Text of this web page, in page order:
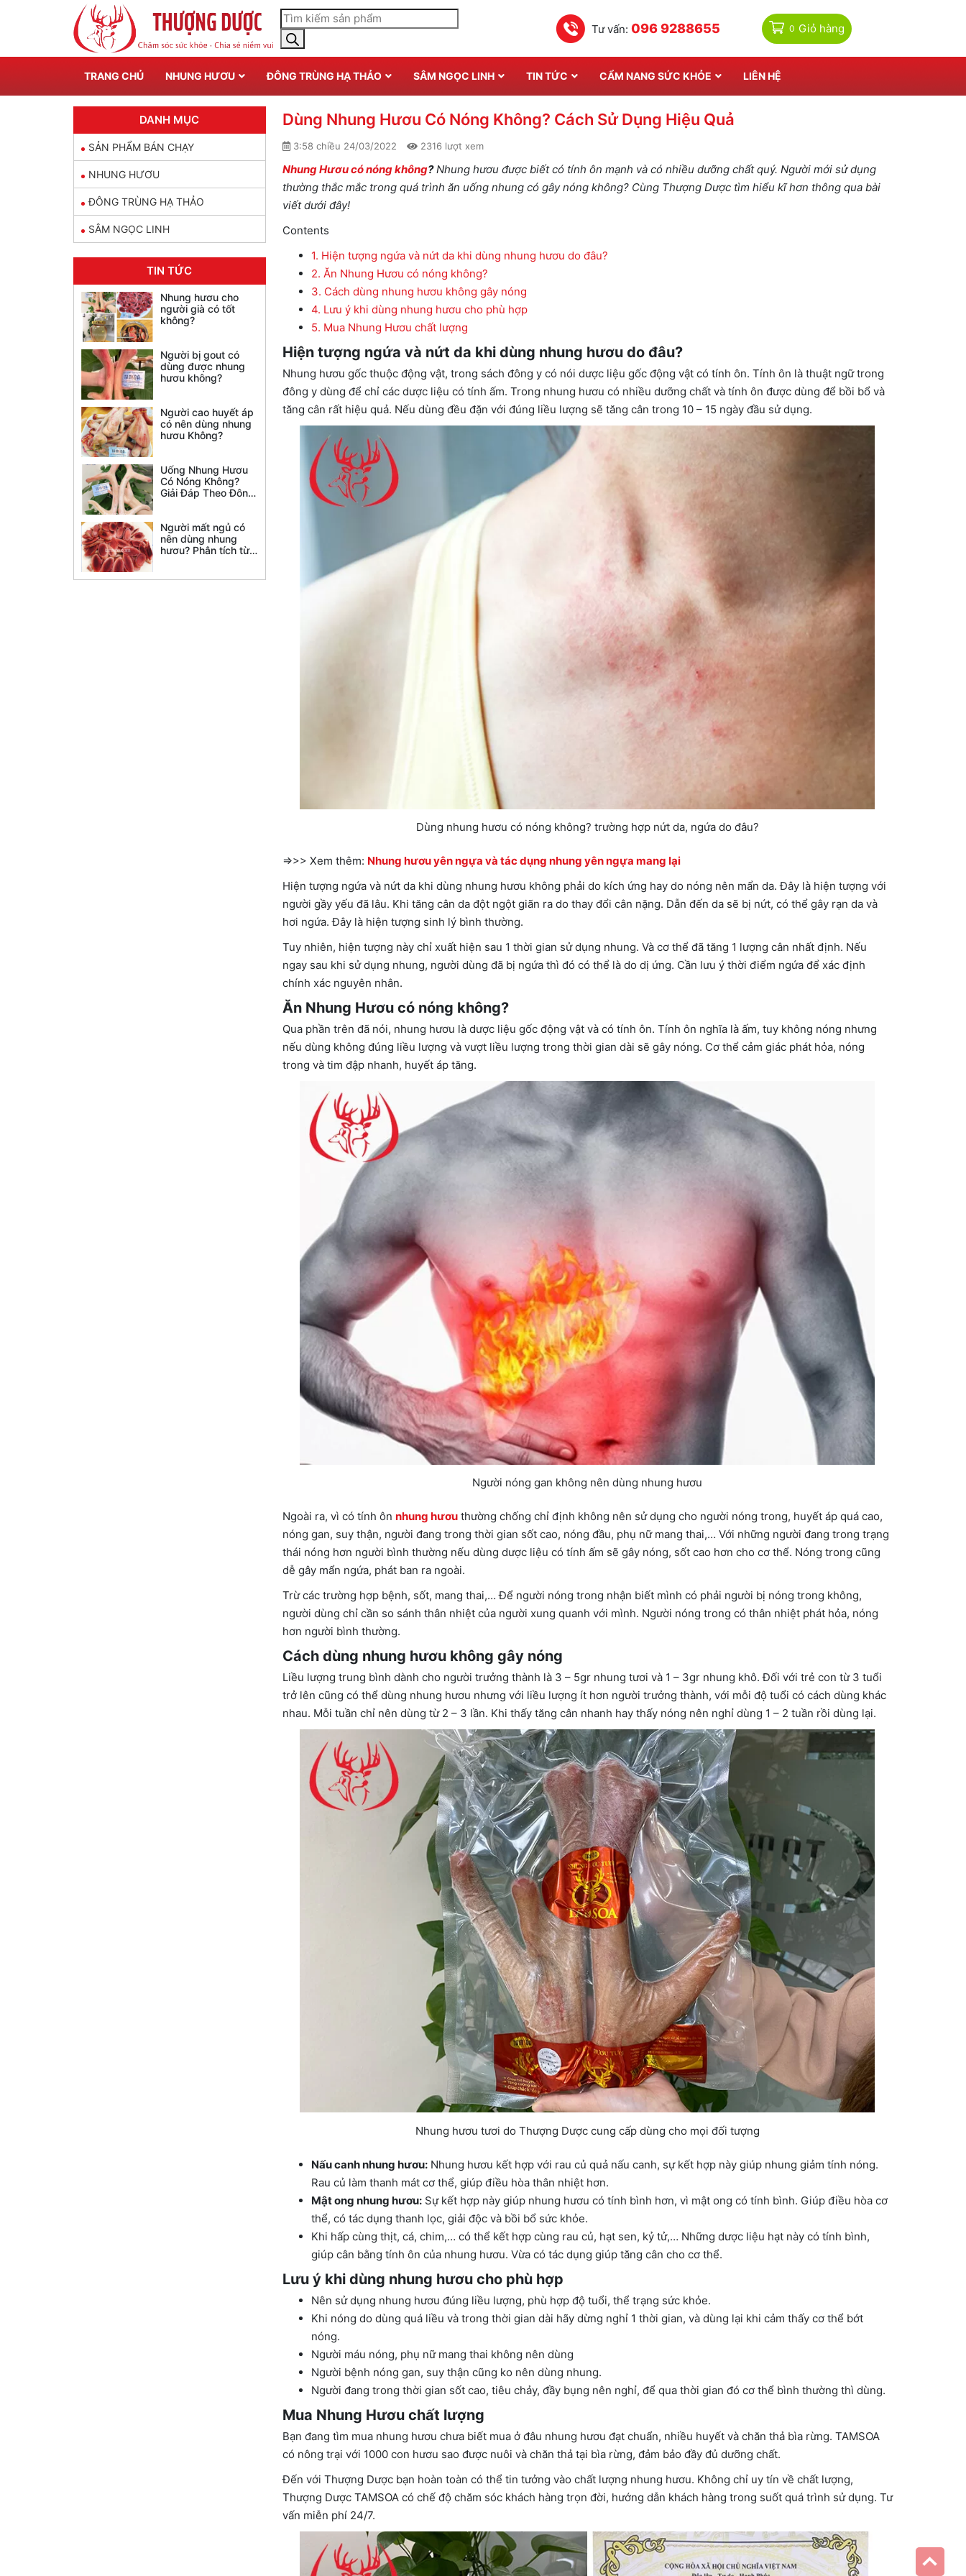
Tư vấn: 096 9288655 Giỏ hàng
TRANG CHỦ NHUNG HƯƠU ĐÔNG TRÙNG HẠ THẢO SÂM NGỌC LINH TIN TỨC CẨM NANG SỨC KHỎE LIÊN HỆ
Dùng Nhung Hươu Có Nóng Không? Cách Sử Dụng Hiệu Quả
3:58 chiều 24/03/2022 2316 lượt xem
Nhung Hươu có nóng không?Nhung hươu được biết có tính ôn mạnh và có nhiều dưỡng chất quý. Người mới sử dụng
thường thắc mắc trong quá trình ăn uống nhung có gây nóng không? Cùng Thượng Dược tìm hiểu kĩ hơn thông qua bài
viết dưới đây!
Contents
1. Hiện tượng ngứa và nứt da khi dùng nhung hươu do đâu?
2. Ăn Nhung Hươu có nóng không?
3. Cách dùng nhung hươu không gây nóng
4. Lưu ý khi dùng nhung hươu cho phù hợp
5. Mua Nhung Hươu chất lượng
Hiện tượng ngứa và nứt da khi dùng nhung hươu do đâu?
Nhung hươu gốc thuộc động vật, trong sách đông y có nói dược liệu gốc động vật có tính ôn. Tính ôn là thuật ngữ trong
đông y dùng để chỉ các dược liệu có tính ấm. Trong nhung hươu có nhiều dưỡng chất và tính ôn được dùng để bồi bổ và
tăng cân rất hiệu quả. Nếu dùng đều đặn với đúng liều lượng sẽ tăng cân trong 10 – 15 ngày đầu sử dụng.
Dùng nhung hươu có nóng không? trường hợp nứt da, ngứa do đâu?
=>>> Xem thêm: Nhung hươu yên ngựa và tác dụng nhung yên ngựa mang lại
Hiện tượng ngứa và nứt da khi dùng nhung hươu không phải do kích ứng hay do nóng nên mẩn da. Đây là hiện tượng với
người gầy yếu đã lâu. Khi tăng cân da đột ngột giãn ra do thay đổi cân nặng. Dẫn đến da sẽ bị nứt, có thể gây rạn da và
hơi ngứa. Đây là hiện tượng sinh lý bình thường.
Tuy nhiên, hiện tượng này chỉ xuất hiện sau 1 thời gian sử dụng nhung. Và cơ thể đã tăng 1 lượng cân nhất định. Nếu
ngay sau khi sử dụng nhung, người dùng đã bị ngứa thì đó có thể là do dị ứng. Cần lưu ý thời điểm ngứa để xác định
chính xác nguyên nhân.
Ăn Nhung Hươu có nóng không?
Qua phần trên đã nói, nhung hươu là dược liệu gốc động vật và có tính ôn. Tính ôn nghĩa là ấm, tuy không nóng nhưng
nếu dùng không đúng liều lượng và vượt liều lượng trong thời gian dài sẽ gây nóng. Cơ thể cảm giác phát hỏa, nóng
trong và tim đập nhanh, huyết áp tăng.
Người nóng gan không nên dùng nhung hươu
Ngoài ra, vì có tính ôn nhung hươuthường chống chỉ định không nên sử dụng cho người nóng trong, huyết áp quá cao,
nóng gan, suy thận, người đang trong thời gian sốt cao, nóng đầu, phụ nữ mang thai,… Với những người đang trong trạng
thái nóng hơn người bình thường nếu dùng dược liệu có tính ấm sẽ gây nóng, sốt cao hơn cho cơ thể. Nóng trong cũng
dễ gây mẩn ngứa, phát ban ra ngoài.
Trừ các trường hợp bệnh, sốt, mang thai,… Để người nóng trong nhận biết mình có phải người bị nóng trong không,
người dùng chỉ cần so sánh thân nhiệt của người xung quanh với mình. Người nóng trong có thân nhiệt phát hỏa, nóng
hơn người bình thường.
Cách dùng nhung hươu không gây nóng
Liều lượng trung bình dành cho người trưởng thành là 3 – 5gr nhung tươi và 1 – 3gr nhung khô. Đối với trẻ con từ 3 tuổi
trở lên cũng có thể dùng nhung hươu nhưng với liều lượng ít hơn người trưởng thành, với mỗi độ tuổi có cách dùng khác
nhau. Mỗi tuần chỉ nên dùng từ 2 – 3 lần. Khi thấy tăng cân nhanh hay thấy nóng nên nghỉ dùng 1 – 2 tuần rồi dùng lại.
Nhung hươu tươi do Thượng Dược cung cấp dùng cho mọi đối tượng
Nấu canh nhung hươu:Nhung hươu kết hợp với rau củ quả nấu canh, sự kết hợp này giúp nhung giảm tính nóng.
Rau củ làm thanh mát cơ thể, giúp điều hòa thân nhiệt hơn.
Mật ong nhung hươu:Sự kết hợp này giúp nhung hươu có tính bình hơn, vì mật ong có tính bình. Giúp điều hòa cơ
thể, có tác dụng thanh lọc, giải độc và bồi bổ sức khỏe.
Khi hấp cùng thịt, cá, chim,… có thể kết hợp cùng rau củ, hạt sen, kỷ tử,… Những dược liệu hạt này có tính bình,
giúp cân bằng tính ôn của nhung hươu. Vừa có tác dụng giúp tăng cân cho cơ thể.
Lưu ý khi dùng nhung hươu cho phù hợp
Nên sử dụng nhung hươu đúng liều lượng, phù hợp độ tuổi, thể trạng sức khỏe.
Khi nóng do dùng quá liều và trong thời gian dài hãy dừng nghỉ 1 thời gian, và dùng lại khi cảm thấy cơ thể bớt
nóng.
Người máu nóng, phụ nữ mang thai không nên dùng
Người bệnh nóng gan, suy thận cũng ko nên dùng nhung.
Người đang trong thời gian sốt cao, tiêu chảy, đầy bụng nên nghỉ, để qua thời gian đó cơ thể bình thường thì dùng.
Mua Nhung Hươu chất lượng
Bạn đang tìm mua nhung hươu chưa biết mua ở đâu nhung hươu đạt chuẩn, nhiều huyết và chăn thả bìa rừng. TAMSOA
có nông trại với 1000 con hươu sao được nuôi và chăn thả tại bìa rừng, đảm bảo đầy đủ dưỡng chất.
Đến với Thượng Dược bạn hoàn toàn có thể tin tưởng vào chất lượng nhung hươu. Không chỉ uy tín về chất lượng,
Thượng Dược TAMSOA có chế độ chăm sóc khách hàng trọn đời, hướng dẫn khách hàng trong suốt quá trình sử dụng. Tư
vấn miễn phí 24/7.
DANH MỤC
SẢN PHẨM BÁN CHẠY
NHUNG HƯƠU
ĐÔNG TRÙNG HẠ THẢO
SÂM NGỌC LINH
TIN TỨC
Nhung hươu cho
người già có tốt
không?
Người bị gout có
dùng được nhung
hươu không?
Người cao huyết áp
có nên dùng nhung
hươu Không?
Uống Nhung Hươu
Có Nóng Không?
Giải Đáp Theo Đông
Người mất ngủ có
nên dùng nhung
hươu? Phân tích từ